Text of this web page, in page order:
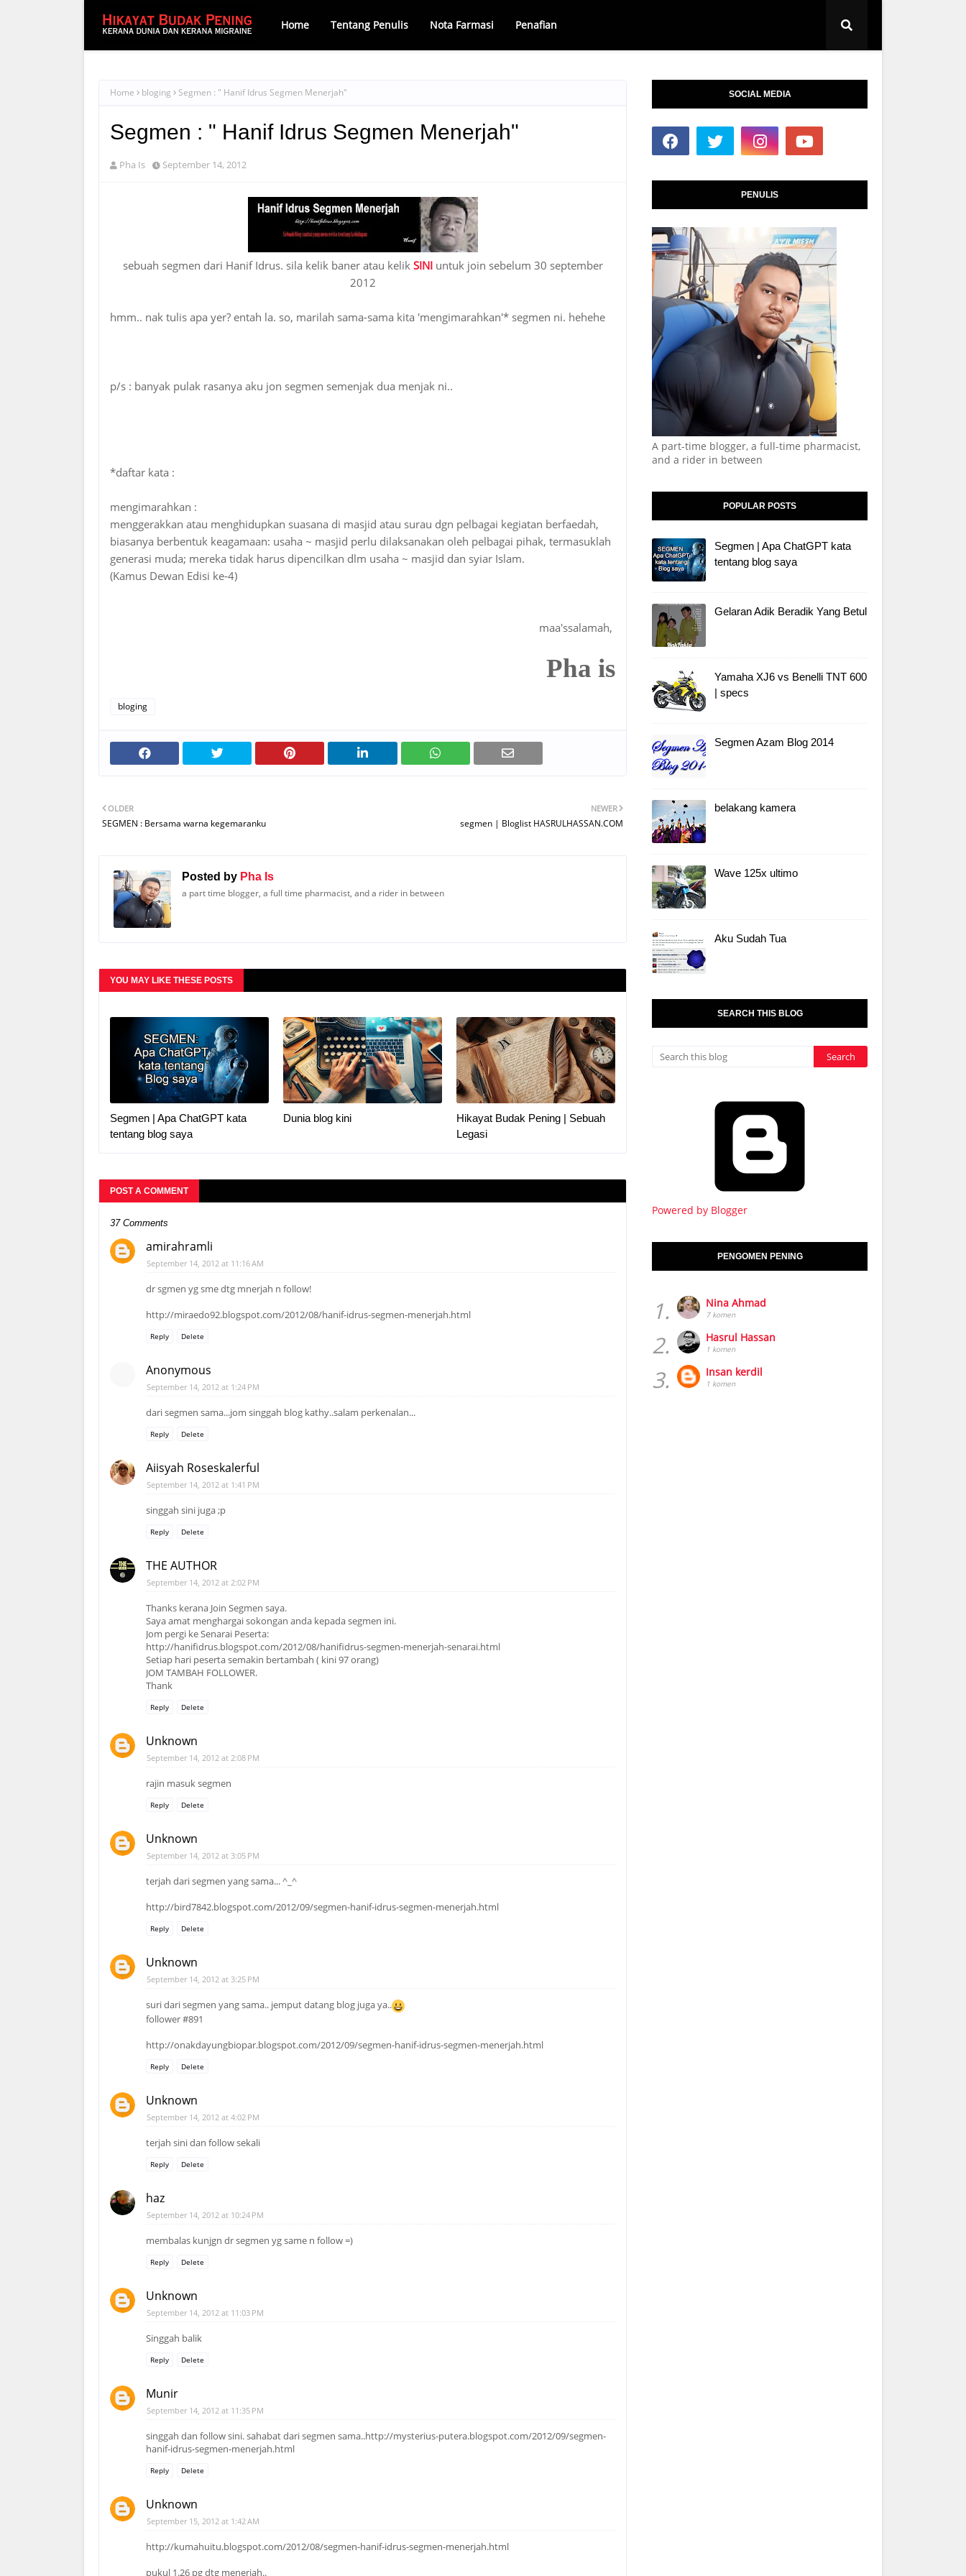
Home Tentang Penulis Nota Farmasi Penafian
Home bloging Segmen : " Hanif Idrus Segmen Menerjah"
Segmen : " Hanif Idrus Segmen Menerjah"
Pha Is September 14, 2012
sebuah segmen dari Hanif Idrus. sila kelik baner atau kelik SINIuntuk join sebelum 30 september
2012
hmm.. nak tulis apa yer? entah la. so, marilah sama-sama kita 'mengimarahkan'* segmen ni. hehehe
p/s : banyak pulak rasanya aku jon segmen semenjak dua menjak ni..
*daftar kata :
mengimarahkan :
menggerakkan atau menghidupkan suasana di masjid atau surau dgn pelbagai kegiatan berfaedah,
biasanya berbentuk keagamaan: usaha ~ masjid perlu dilaksanakan oleh pelbagai pihak, termasuklah
generasi muda; mereka tidak harus dipencilkan dlm usaha ~ masjid dan syiar Islam.
(Kamus Dewan Edisi ke-4)
maa'ssalamah,
Pha is
bloging
NEWER
segmen | Bloglist HASRULHASSAN.COM
OLDER
SEGMEN : Bersama warna kegemaranku
Posted by Pha Is
a part time blogger, a full time pharmacist, and a rider in between
YOU MAY LIKE THESE POSTS
Segmen | Apa ChatGPT kata
tentang blog saya
Dunia blog kini
Hikayat Budak Pening | Sebuah
Legasi
POST A COMMENT
37 Comments
amirahramli
September 14, 2012 at 11:16 AM
dr sgmen yg sme dtg mnerjah n follow!
http://miraedo92.blogspot.com/2012/08/hanif-idrus-segmen-menerjah.html
Reply Delete
Anonymous
September 14, 2012 at 1:24 PM
dari segmen sama...jom singgah blog kathy..salam perkenalan...
Reply Delete
Aiisyah Roseskalerful
September 14, 2012 at 1:41 PM
singgah sini juga ;p
Reply Delete
THE AUTHOR
September 14, 2012 at 2:02 PM
Thanks kerana Join Segmen saya.
Saya amat menghargai sokongan anda kepada segmen ini.
Jom pergi ke Senarai Peserta:
http://hanifidrus.blogspot.com/2012/08/hanifidrus-segmen-menerjah-senarai.html
Setiap hari peserta semakin bertambah ( kini 97 orang)
JOM TAMBAH FOLLOWER.
Thank
Reply Delete
Unknown
September 14, 2012 at 2:08 PM
rajin masuk segmen
Reply Delete
Unknown
September 14, 2012 at 3:05 PM
terjah dari segmen yang sama... ^_^
http://bird7842.blogspot.com/2012/09/segmen-hanif-idrus-segmen-menerjah.html
Reply Delete
Unknown
September 14, 2012 at 3:25 PM
suri dari segmen yang sama.. jemput datang blog juga ya..
follower #891
http://onakdayungbiopar.blogspot.com/2012/09/segmen-hanif-idrus-segmen-menerjah.html
Reply Delete
Unknown
September 14, 2012 at 4:02 PM
terjah sini dan follow sekali
Reply Delete
haz
September 14, 2012 at 10:24 PM
membalas kunjgn dr segmen yg same n follow =)
Reply Delete
Unknown
September 14, 2012 at 11:03 PM
Singgah balik
Reply Delete
Munir
September 14, 2012 at 11:35 PM
singgah dan follow sini. sahabat dari segmen sama..http://mysterius-putera.blogspot.com/2012/09/segmen-
hanif-idrus-segmen-menerjah.html
Reply Delete
Unknown
September 15, 2012 at 1:42 AM
http://kumahuitu.blogspot.com/2012/08/segmen-hanif-idrus-segmen-menerjah.html
pukul 1.26 pg dtg menerjah..
SOCIAL MEDIA
PENULIS
A part-time blogger, a full-time pharmacist,
and a rider in between
POPULAR POSTS
Segmen | Apa ChatGPT kata
tentang blog saya
Gelaran Adik Beradik Yang Betul
Yamaha XJ6 vs Benelli TNT 600
| specs
Segmen Azam Blog 2014
belakang kamera
Wave 125x ultimo
Aku Sudah Tua
SEARCH THIS BLOG
Powered by Blogger
PENGOMEN PENING
1. Nina Ahmad
7 komen
2. Hasrul Hassan
1 komen
3. Insan kerdil
1 komen